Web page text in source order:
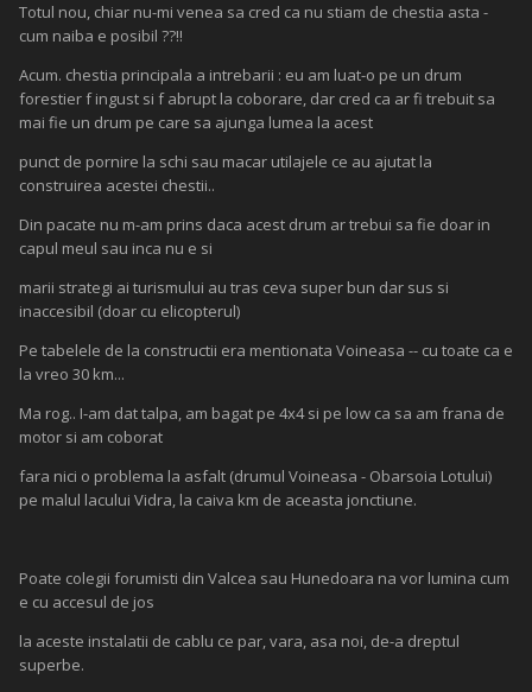
Totul nou, chiar nu-mi venea sa cred ca nu stiam de chestia asta -
cum naiba e posibil ??!!
Acum. chestia principala a intrebarii : eu am luat-o pe un drum
forestier f ingust si f abrupt la coborare, dar cred ca ar fi trebuit sa
mai fie un drum pe care sa ajunga lumea la acest
punct de pornire la schi sau macar utilajele ce au ajutat la
construirea acestei chestii..
Din pacate nu m-am prins daca acest drum ar trebui sa fie doar in
capul meul sau inca nu e si
marii strategi ai turismului au tras ceva super bun dar sus si
inaccesibil (doar cu elicopterul)
Pe tabelele de la constructii era mentionata Voineasa -- cu toate ca e
la vreo 30 km...
Ma rog.. I-am dat talpa, am bagat pe 4x4 si pe low ca sa am frana de
motor si am coborat
fara nici o problema la asfalt (drumul Voineasa - Obarsoia Lotului)
pe malul lacului Vidra, la caiva km de aceasta jonctiune.
Poate colegii forumisti din Valcea sau Hunedoara na vor lumina cum
e cu accesul de jos
la aceste instalatii de cablu ce par, vara, asa noi, de-a dreptul
superbe.